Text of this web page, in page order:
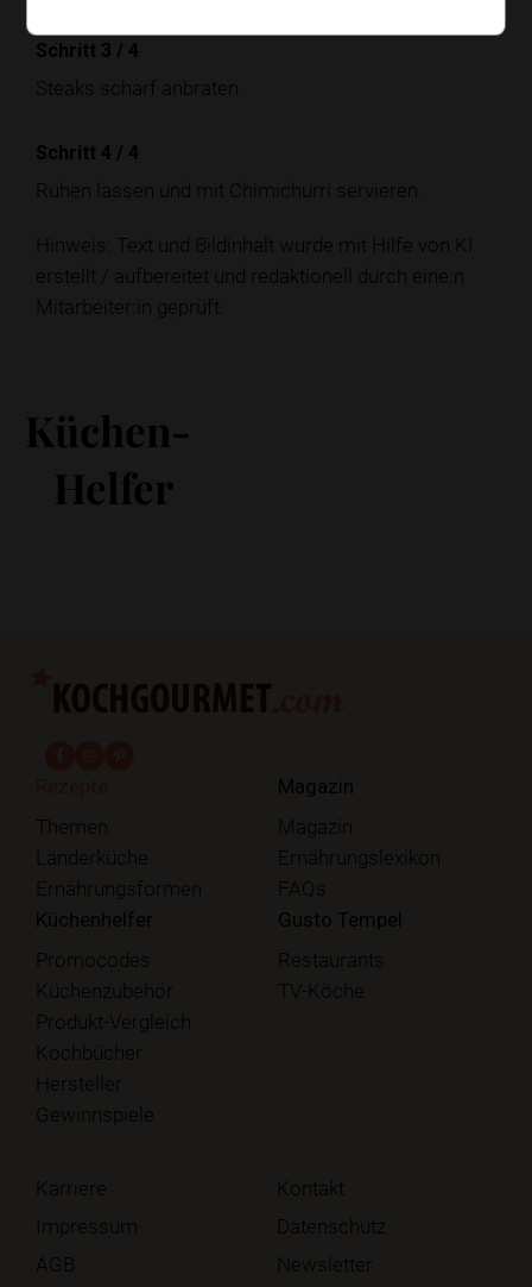
Schritt 3 / 4
Steaks scharf anbraten.
Schritt 4 / 4
Ruhen lassen und mit Chimichurri servieren.
Hinweis: Text und Bildinhalt wurde mit Hilfe von KI
erstellt / aufbereitet und redaktionell durch eine:n
Mitarbeiter:in geprüft.
Küchen-
Helfer
Themen
Länderküche
Ernährungsformen
Magazin
Magazin
Ernährungslexikon
FAQs
Küchenhelfer
Promocodes
Küchenzubehör
Produkt-Vergleich
Kochbücher
Hersteller
Gewinnspiele
Gusto Tempel
Restaurants
TV-Köche
Karriere
Kontakt
Impressum
Datenschutz
AGB
Newsletter